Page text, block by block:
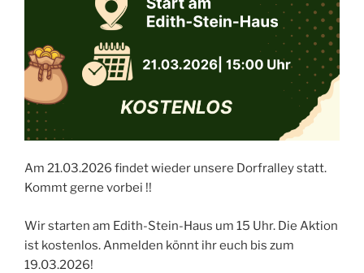
Am 21.03.2026 findet wieder unsere Dorfralley statt.
Kommt gerne vorbei !!
Wir starten am Edith-Stein-Haus um 15 Uhr. Die Aktion
ist kostenlos. Anmelden könnt ihr euch bis zum
19.03.2026!